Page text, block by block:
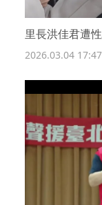
里長洪佳君遭
2026.03.04 17:47